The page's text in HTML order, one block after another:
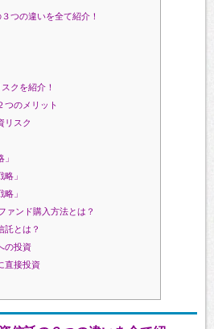
つの違いを全て紹介！
クを紹介！
つのメリット
リスク
」
」
ァンド購入方法とは？
託とは？
の投資
直接投資